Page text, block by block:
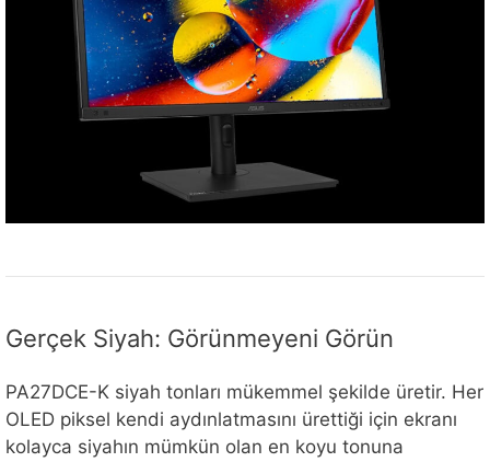
Gerçek Siyah: Görünmeyeni Görün
PA27DCE-K siyah tonları mükemmel şekilde üretir. Her
OLED piksel kendi aydınlatmasını ürettiği için ekranı
kolayca siyahın mümkün olan en koyu tonuna